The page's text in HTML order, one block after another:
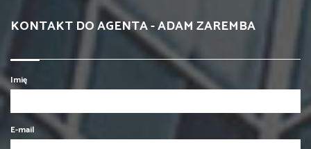
KONTAKT DO AGENTA - ADAM ZAREMBA
Imię
E-mail